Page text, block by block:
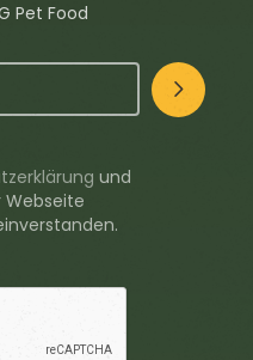
Pet Food
und
Webseite